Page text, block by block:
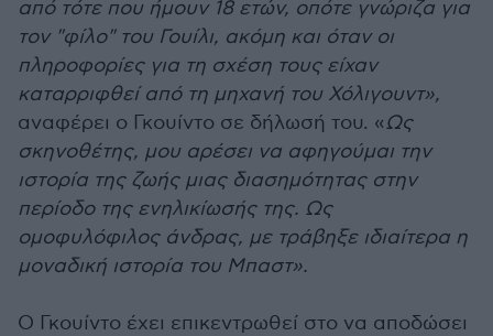
από τότε που ήμουν 18 ετών, οπότε γνώριζα για
τον "φίλο" του Γουίλι, ακόμη και όταν οι
πληροφορίες για τη σχέση τους είχαν
καταρριφθεί από τη μηχανή του Χόλιγουντ»,
αναφέρει ο Γκουίντο σε δήλωσή του. «Ως
σκηνοθέτης, μου αρέσει να αφηγούμαι την
ιστορία της ζωής μιας διασημότητας στην
περίοδο της ενηλικίωσής της. Ως
ομοφυλόφιλος άνδρας, με τράβηξε ιδιαίτερα η
μοναδική ιστορία του Μπαστ».
Ο Γκουίντο έχει επικεντρωθεί στο να αποδώσει